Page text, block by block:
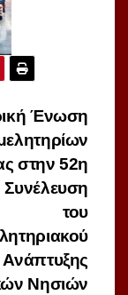
Ένωση
στην 52η
Συνέλευση
του
Νησιών